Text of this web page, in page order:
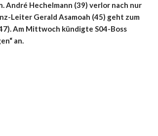
André Hechelmann (39) verlor nach nur
Leiter Gerald Asamoah (45) geht zum
Am Mittwoch kündigte S04-Boss
an.